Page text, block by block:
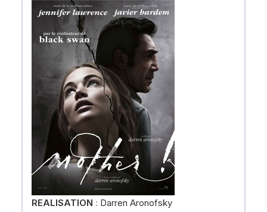
REALISATION : Darren Aronofsky